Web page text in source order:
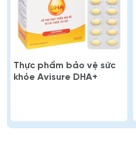
Thực phẩm bảo vệ sức
khỏe Avisure DHA+